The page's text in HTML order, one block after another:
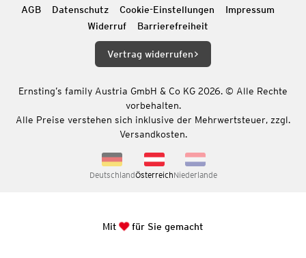
AGB Datenschutz Cookie-Einstellungen
Impressum
Widerruf
Barrierefreiheit
Vertrag widerrufen
Ernsting’s family Austria GmbH & Co KG 2026. © Alle Rechte
vorbehalten.
Alle Preise verstehen sich inklusive der Mehrwertsteuer, zzgl.
Versandkosten.
DeutschlandÖsterreichNiederlande
Mit für Sie gemacht